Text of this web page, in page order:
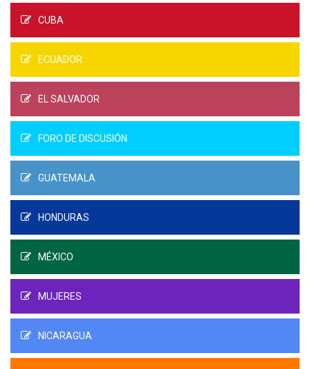
CUBA
ECUADOR
EL SALVADOR
FORO DE DISCUSIÓN
GUATEMALA
HONDURAS
MÉXICO
MUJERES
NICARAGUA